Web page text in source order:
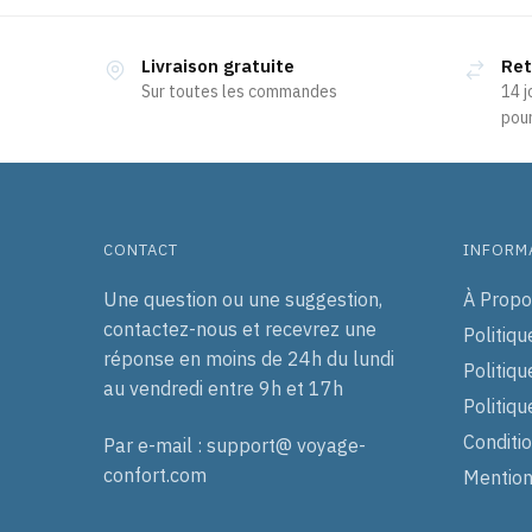
Livraison gratuite
Sur toutes les commandes
14
CONTACT
Une question ou une suggestion,
contactez-nous et recevrez une
réponse en moins de 24h du lundi
au vendredi entre 9h et 17h
Par e-mail : support@ voyage-
confort.com
À